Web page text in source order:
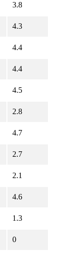
3.8
4.3
4.4
4.4
4.5
2.8
4.7
2.7
2.1
4.6
1.3
0